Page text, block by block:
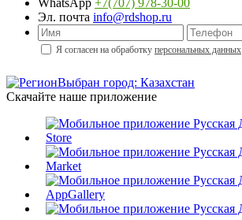
Эл. почта info@rdshop.ru
Я согласен на обработку персональных данных
Выбран город: Казахстан
Скачайте наше приложение